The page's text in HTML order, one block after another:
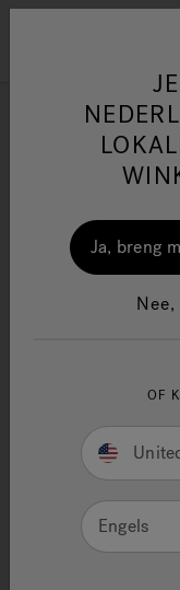
One
J-
Ja, breng
OF
Engels